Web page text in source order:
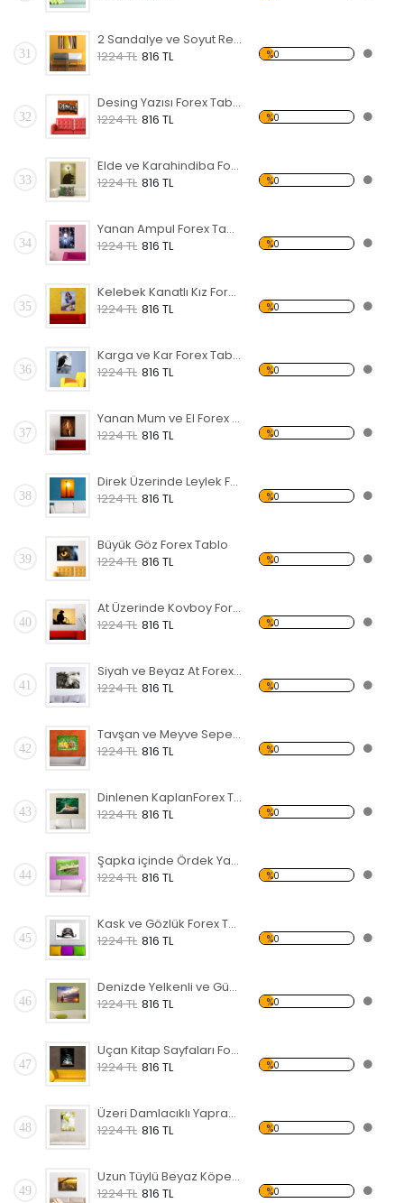
31
2 Sandalye ve Soyut Resim Forex Tablo
1224 TL 816 TL %0
32
Desing Yazısı Forex Tablo
1224 TL 816 TL %0
33
Elde ve Karahindiba Forex Tablo
1224 TL 816 TL %0
34
Yanan Ampul Forex Tablo
1224 TL 816 TL %0
35
Kelebek Kanatlı Kız Forex Tablo
1224 TL 816 TL %0
36
Karga ve Kar Forex Tablo
1224 TL 816 TL %0
37
Yanan Mum ve El Forex Tablo
1224 TL 816 TL %0
38
Direk Üzerinde Leylek Forex Tablo
1224 TL 816 TL %0
39
Büyük Göz Forex Tablo
1224 TL 816 TL %0
40
At Üzerinde Kovboy Forex Tablo
1224 TL 816 TL %0
41
Siyah ve Beyaz At Forex Tablo
1224 TL 816 TL %0
42
Tavşan ve Meyve Sepeti Forex Tablo
1224 TL 816 TL %0
43
Dinlenen KaplanForex Tablo
1224 TL 816 TL %0
44
Şapka içinde Ördek Yavruları Forex Tablo
1224 TL 816 TL %0
45
Kask ve Gözlük Forex Tablo
1224 TL 816 TL %0
46
Denizde Yelkenli ve Gün Batımı Forex Tablo
1224 TL 816 TL %0
47
Uçan Kitap Sayfaları Forex Tablo
1224 TL 816 TL %0
48
Üzeri Damlacıklı Yaprak Forex Tablo
1224 TL 816 TL %0
49
Uzun Tüylü Beyaz Köpek Forex Tablo
1224 TL 816 TL %0